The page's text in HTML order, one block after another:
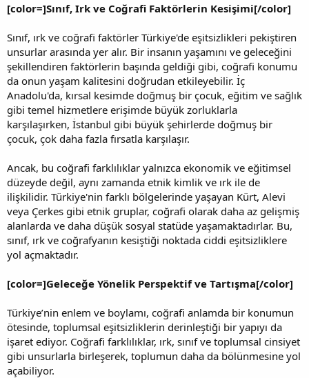
[color=]Sınıf, Irk ve Coğrafi Faktörlerin Kesişimi[/color]
Sınıf, ırk ve coğrafi faktörler Türkiye'de eşitsizlikleri pekiştiren
unsurlar arasında yer alır. Bir insanın yaşamını ve geleceğini
şekillendiren faktörlerin başında geldiği gibi, coğrafi konumu
da onun yaşam kalitesini doğrudan etkileyebilir. İç
Anadolu'da, kırsal kesimde doğmuş bir çocuk, eğitim ve sağlık
gibi temel hizmetlere erişimde büyük zorluklarla
karşılaşırken, İstanbul gibi büyük şehirlerde doğmuş bir
çocuk, çok daha fazla fırsatla karşılaşır.
Ancak, bu coğrafi farklılıklar yalnızca ekonomik ve eğitimsel
düzeyde değil, aynı zamanda etnik kimlik ve ırk ile de
ilişkilidir. Türkiye'nin farklı bölgelerinde yaşayan Kürt, Alevi
veya Çerkes gibi etnik gruplar, coğrafi olarak daha az gelişmiş
alanlarda ve daha düşük sosyal statüde yaşamaktadırlar. Bu,
sınıf, ırk ve coğrafyanın kesiştiği noktada ciddi eşitsizliklere
yol açmaktadır.
[color=]Geleceğe Yönelik Perspektif ve Tartışma[/color]
Türkiye’nin enlem ve boylamı, coğrafi anlamda bir konumun
ötesinde, toplumsal eşitsizliklerin derinleştiği bir yapıyı da
işaret ediyor. Coğrafi farklılıklar, ırk, sınıf ve toplumsal cinsiyet
gibi unsurlarla birleşerek, toplumun daha da bölünmesine yol
açabiliyor.